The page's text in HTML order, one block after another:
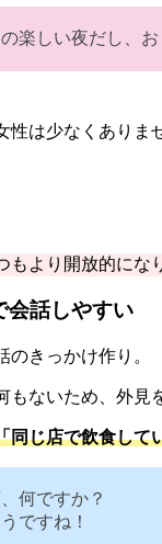
楽しい夜だし、
は少なくありま
より開放的にな
会話しやすい
きっかけ作り。
もないため、外見
同じ店で飲食して
何ですか？
ですね！